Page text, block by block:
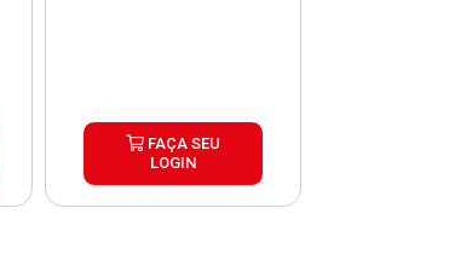
FAÇA SEU
LOGIN